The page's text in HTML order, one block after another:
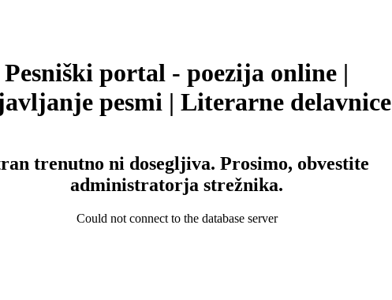
Pesniški portal - poezija online |
pesmi | Literarne delavnice
trenutno ni dosegljiva. Prosimo, obvestite
administratorja strežnika.
Could not connect to the database server